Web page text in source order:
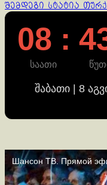
Reading
შემდეგი სტატია
08 :
საათი
შაბათი | 8